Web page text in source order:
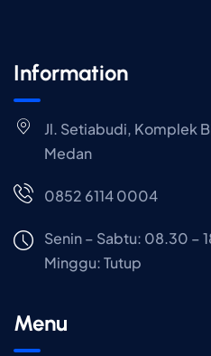
Information
Jl. Setiabudi, Komplek
Medan
0852 6114 0004
Senin – Sabtu: 08.30 –
Minggu:Tutup
Menu